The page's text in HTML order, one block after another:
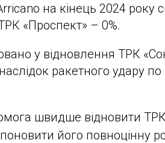
на кінець 2024
«Проспект» – 0%.
у відновлення ТРК
ракетного удару по
швидше відновити
його повноцінну